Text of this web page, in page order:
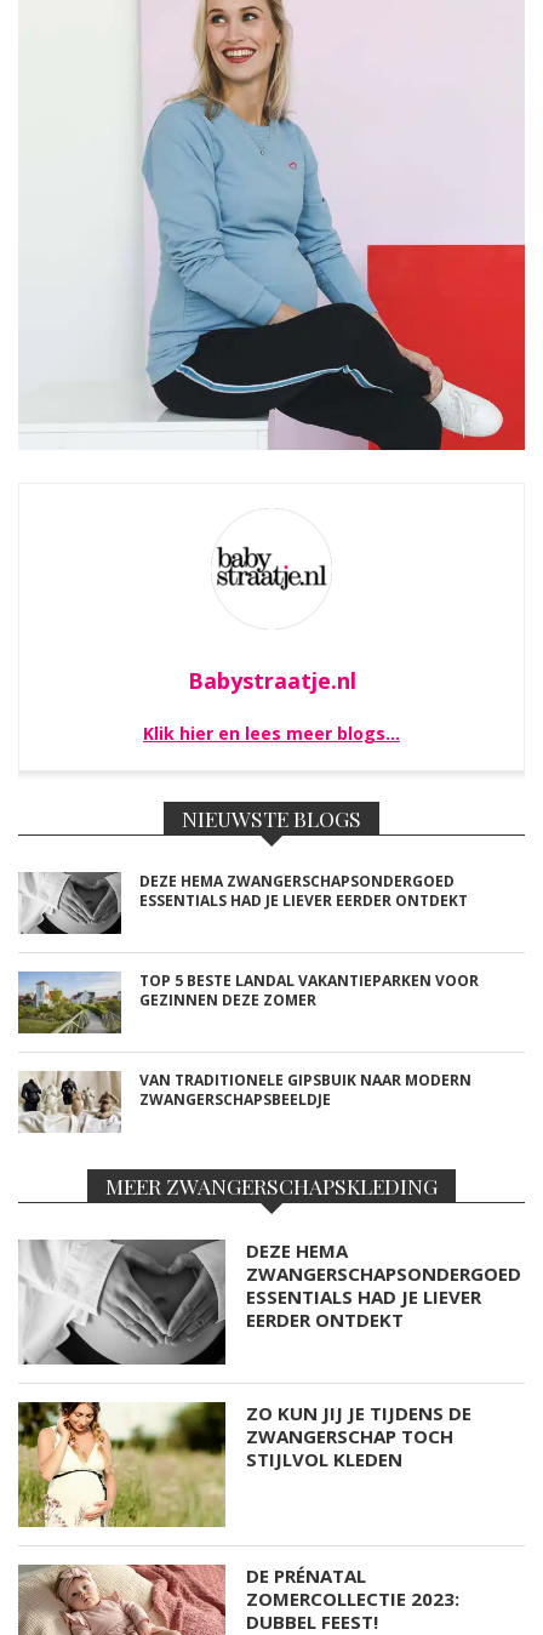
Babystraatje.nl
Klik hier en lees meer blogs…
NIEUWSTE BLOGS
DEZE HEMA ZWANGERSCHAPSONDERGOED
ESSENTIALS HAD JE LIEVER EERDER ONTDEKT
TOP 5 BESTE LANDAL VAKANTIEPARKEN VOOR
GEZINNEN DEZE ZOMER
VAN TRADITIONELE GIPSBUIK NAAR MODERN
ZWANGERSCHAPSBEELDJE
MEER ZWANGERSCHAPSKLEDING
DEZE HEMA
ZWANGERSCHAPSONDERGOED
ESSENTIALS HAD JE LIEVER
EERDER ONTDEKT
ZO KUN JIJ JE TIJDENS DE
ZWANGERSCHAP TOCH
STIJLVOL KLEDEN
DE PRÉNATAL
ZOMERCOLLECTIE 2023:
DUBBEL FEEST!